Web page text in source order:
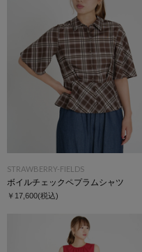
STRAWBERRY-FIELDS
ボイルチェックペプラムシャツ
￥17,600(税込)